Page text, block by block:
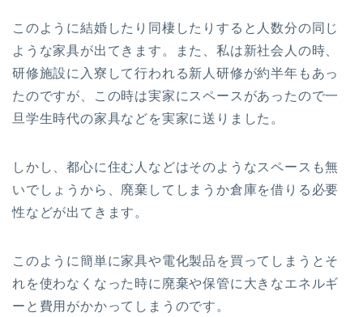
このように結婚したり同棲したりすると人数分の同じ
ような家具が出てきます。また、私は新社会人の時、
研修施設に入寮して行われる新人研修が約半年もあっ
たのですが、この時は実家にスペースがあったので一
旦学生時代の家具などを実家に送りました。
しかし、都心に住む人などはそのようなスペースも無
いでしょうから、廃棄してしまうか倉庫を借りる必要
性などが出てきます。
このように簡単に家具や電化製品を買ってしまうとそ
れを使わなくなった時に廃棄や保管に大きなエネルギ
ーと費用がかかってしまうのです。